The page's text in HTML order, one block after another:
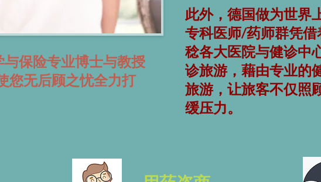
保险专业博士与教授
您无后顾之忧全力打
此外，德国做为世界
专科医师/药师群凭
稔各大医院与健诊中
诊旅游，藉由专业的
旅游，让旅客不仅照
缓压力。